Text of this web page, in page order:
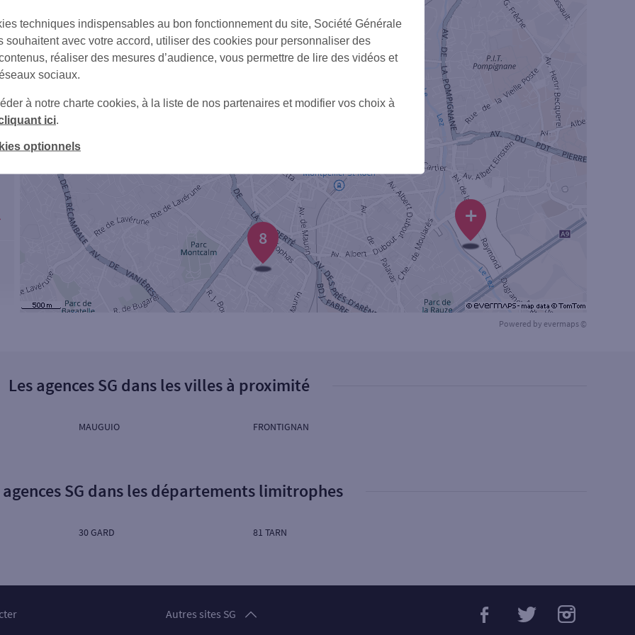
8
+
3
2
Powered by evermaps ©
Les agences SG dans les villes à proximité
MAUGUIO FRONTIGNAN
agences SG dans les départements limitrophes
30 GARD 81 TARN
Autres sites SG
techniques indispensables au bon fonctionnement du site, Société Générale
souhaitent avec votre accord, utiliser des cookies pour personnaliser des
réaliser des mesures d’audience, vous permettre de lire des vidéos et
sociaux.
à notre charte cookies, à la liste de nos partenaires et modifier vos choix à
ici.
optionnels